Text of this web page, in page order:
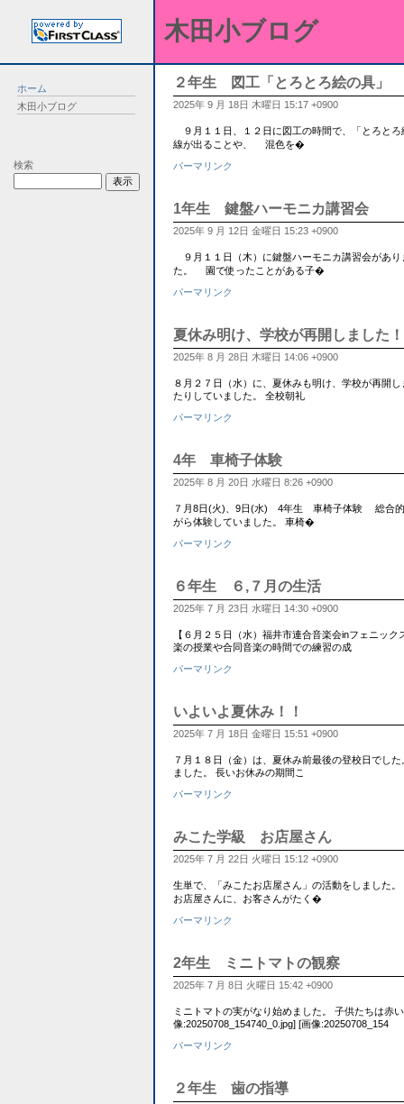
ホーム
木田小ブログ
検索
木田小ブログ
２年生 図工「とろとろ絵の具」
2025年 9 月 18日 木曜日 15:17 +0900
９月１１日、１２日に図工の時間で、「とろと
線が出ることや、 混色を�
パーマリンク
1年生 鍵盤ハーモニカ講習会
2025年 9 月 12日 金曜日 15:23 +0900
９月１１日（木）に鍵盤ハーモニカ講習会があ
た。 園で使ったことがある子�
パーマリンク
夏休み明け、学校が再開しました！
2025年 8 月 28日 木曜日 14:06 +0900
８月２７日（水）に、夏休みも明け、学校が再開
たりしていました。 全校朝礼
パーマリンク
4年 車椅子体験
2025年 8 月 20日 水曜日 8:26 +0900
７月8日(火)、9日(水) 4年生 車椅子体験 総合的
がら体験していました。 車椅�
パーマリンク
６年生 ６,７月の生活
2025年 7 月 23日 水曜日 14:30 +0900
【６月２５日（水）福井市連合音楽会inフェニッ
楽の授業や合同音楽の時間での練習の成
パーマリンク
いよいよ夏休み！！
2025年 7 月 18日 金曜日 15:51 +0900
７月１８日（金）は、夏休み前最後の登校日でし
ました。 長いお休みの期間こ
パーマリンク
みこた学級 お店屋さん
2025年 7 月 22日 火曜日 15:12 +0900
生単で、「みこたお店屋さん」の活動をしました
お店屋さんに、お客さんがたく�
パーマリンク
2年生 ミニトマトの観察
2025年 7 月 8日 火曜日 15:42 +0900
ミニトマトの実がなり始めました。 子供たちは赤
像:20250708_154740_0.jpg] [画像:20250708_154
パーマリンク
２年生 歯の指導